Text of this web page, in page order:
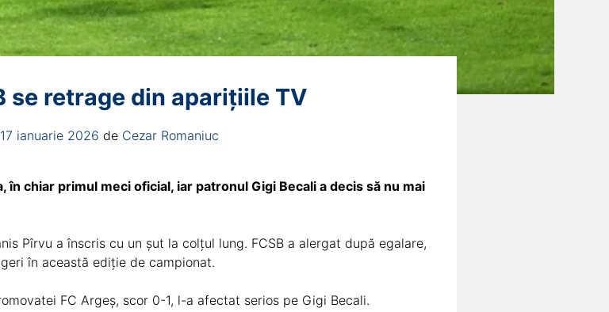
se retrage din aparițiile TV
17 ianuarie 2026 de Cezar Romaniuc
în chiar primul meci oficial, iar patronul Gigi Becali a decis să nu mai
Pîrvu a înscris cu un șut la colțul lung. FCSB a alergat după egalare,
în această ediție de campionat.
FC Argeș, scor 0-1, l-a afectat serios pe Gigi Becali.